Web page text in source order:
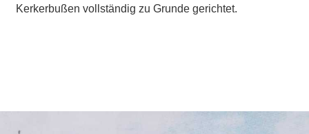
Kerkerbußen vollständig zu Grunde gerichtet.